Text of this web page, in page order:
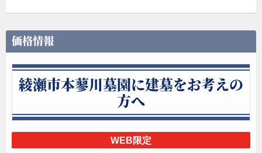
価格情報
綾瀬市本蓼川墓園に建墓をお考えの
方へ
WEB限定